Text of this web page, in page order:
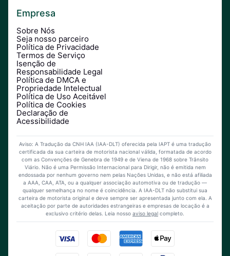
Empresa
Sobre Nós
Seja nosso parceiro
Política de Privacidade
Termos de Serviço
Isenção de
Responsabilidade Legal
Política de DMCA e
Propriedade Intelectual
Política de Uso Aceitável
Política de Cookies
Declaração de
Acessibilidade
Aviso: A Tradução da CNH IAA (IAA-DLT) oferecida pela IAPT é uma tradução
certificada da sua carteira de motorista nacional válida, formatada de acordo
com as Convenções de Genebra de 1949 e de Viena de 1968 sobre Trânsito
Viário. Não é uma Permissão Internacional para Dirigir, não é emitida nem
endossada por nenhum governo nem pelas Nações Unidas, e não está afiliada
a AAA, CAA, ATA, ou a qualquer associação automotiva ou de tradução —
qualquer semelhança no nome é coincidência. A IAA-DLT não substitui sua
carteira de motorista original e deve sempre ser apresentada junto com ela. A
aceitação por parte de autoridades estrangeiras e empresas de locação é a
exclusivo critério delas. Leia nosso aviso legal completo.